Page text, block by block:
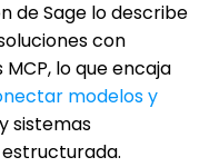
de Sage lo describe
con
lo que encaja
modelos y
sistemas